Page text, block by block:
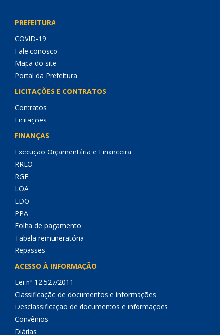
PREFEITURA
COVID-19
Fale conosco
Mapa do site
Portal da Prefeitura
LICITAÇÕES E CONTRATOS
Contratos
Licitações
FINANÇAS
Execução Orçamentária e Financeira
RREO
RGF
LOA
LDO
PPA
Folha de pagamento
Tabela remuneratória
Repasses
ACESSO À INFORMAÇÃO
Lei nº 12.527/2011
Classificação de documentos e informações
Desclassificação de documentos e informações
Convênios
Diárias